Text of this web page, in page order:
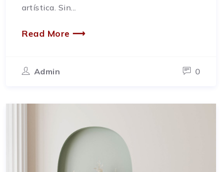
artística. Sin...
Read More ⟶
Admin 0